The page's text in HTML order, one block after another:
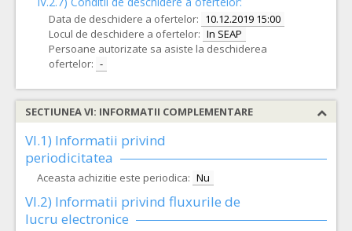
Data de deschidere a ofertelor: 10.12.2019 15:00
Locul de deschidere a ofertelor: In SEAP
Persoane autorizate sa asiste la deschiderea
ofertelor: -
SECTIUNEA VI: INFORMATII COMPLEMENTARE
VI.1) Informatii privind
periodicitatea
Aceasta achizitie este periodica: Nu
VI.2) Informatii privind fluxurile de
lucru electronice